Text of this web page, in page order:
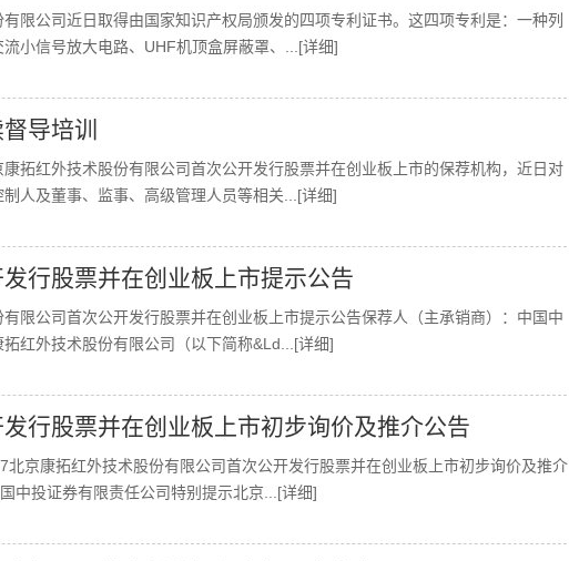
限公司近日取得由国家知识产权局颁发的四项专利证书。这四项专利是：一种列
小信号放大电路、UHF机顶盒屏蔽罩、
...[详细]
导培训
拓红外技术股份有限公司首次公开发行股票并在创业板上市的保荐机构，近日对
人及董事、监事、高级管理人员等相关 ...[详细]
行股票并在创业板上市提示公告
限公司首次公开发行股票并在创业板上市提示公告保荐人（主承销商）：中国中
红外技术股份有限公司（以下简称&ld ...[详细]
行股票并在创业板上市初步询价及推介公告
北京康拓红外技术股份有限公司首次公开发行股票并在创业板上市初步询价及推介
中投证券有限责任公司特别提示北京 ...[详细]